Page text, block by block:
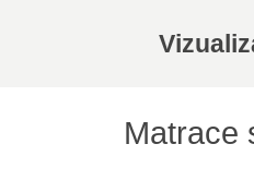
Matrace